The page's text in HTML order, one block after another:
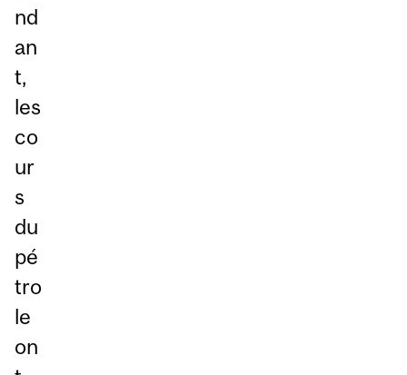
nd
an
t,
les
co
ur
s
du
pé
tro
le
on